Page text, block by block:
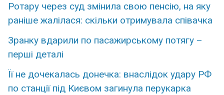
Ротару через суд змінила свою пенсію, на яку
раніше жалілася: скільки отримувала співачка
Зранку вдарили по пасажирському потягу –
перші деталі
Її не дочекалась донечка: внаслідок удару РФ
по станції під Києвом загинула перукарка